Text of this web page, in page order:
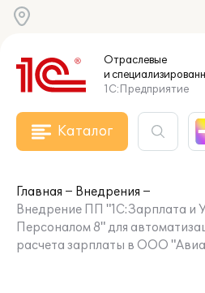
Отраслевые
и
1С:Предприятие
Каталог
Главная
Внедрения
Внедрение ПП "1С:Зарплата и
Персоналом 8" для
расчета зарплаты в ООО